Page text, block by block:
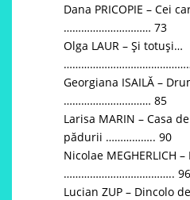
Dana PRICOPIE – Cei
………………………… 73
Olga LAUR – Și totuși…
Georgiana ISAILĂ –
………………………… 85
Larisa MARIN – Casa
pădurii …………….. 90
Nicolae MEGHERLICH –
……………………………….. 96
Lucian ZUP – Dincolo